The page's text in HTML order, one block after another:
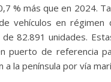
% más que en 2024.
vehículos en régimen
82.891 unidades.
puerto de referencia
a la península por vía